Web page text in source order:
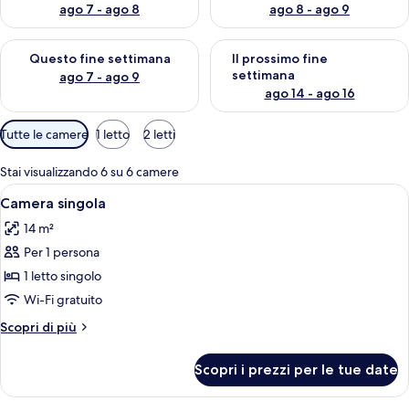
ago 7 - ago 8
ago 8 - ago 9
Questo fine settimana
ago 7 - ago 9
Verifica la disponibilità per questo fine settimana, ago 7 - ago
Il prossimo fine
settimana
ago 14 - ago 16
Verifica la disponibilità per il
Filtri
disponibili
per
le
camere
Tutte le camere 1 letto 2 letti
Stai visualizzando 6 su 6 camere
Apri
tutte
le
foto
per
Camera
singola
Una camera d'albergo con un letto,
7
Camera singola
14 m²
Per 1 persona
1 letto singolo
Wi-Fi gratuito
Scopri di più
Altri
singola
Scopri i prezzi per le tue date